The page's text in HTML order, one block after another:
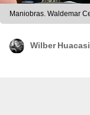
Maniobras. Waldemar
Wilber Huacasi